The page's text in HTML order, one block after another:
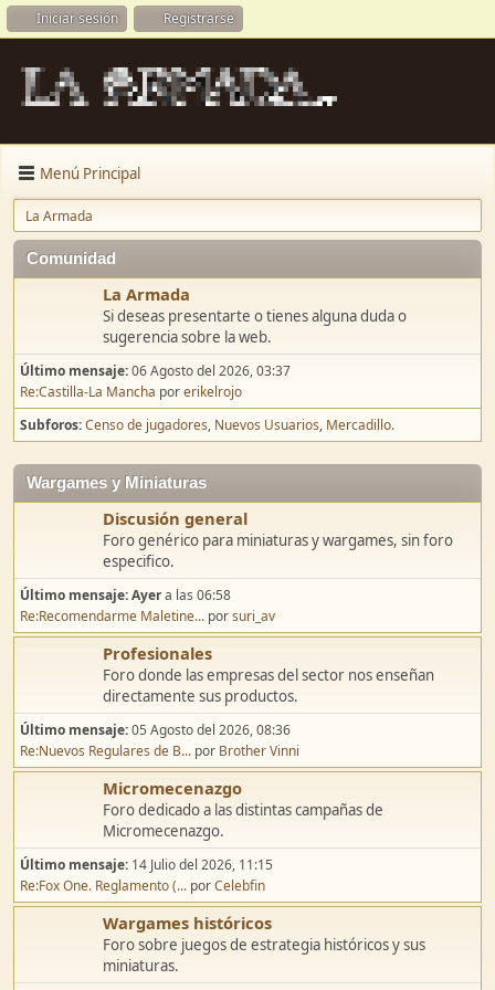
Iniciar sesión Registrarse
Menú Principal
La Armada
Comunidad
La Armada
Si deseas presentarte o tienes alguna duda o
sugerencia sobre la web.
Último mensaje:06 Agosto del 2026, 03:37
Re:Castilla-La Mancha porerikelrojo
Subforos Censo de jugadores Nuevos Usuarios Mercadillo.
Wargames y Miniaturas
Discusión general
Foro genérico para miniaturas y wargames, sin foro
especifico.
Último mensaje:Ayera las 06:58
Re:Recomendarme Maletine... porsuri_av
Profesionales
Foro donde las empresas del sector nos enseñan
directamente sus productos.
Último mensaje:05 Agosto del 2026, 08:36
Re:Nuevos Regulares de B... por Brother Vinni
Micromecenazgo
Foro dedicado a las distintas campañas de
Micromecenazgo.
Último mensaje: 14 Julio del 2026, 11:15
Re:Fox One. Reglamento (... porCelebfin
Wargames históricos
Foro sobre juegos de estrategia históricos y sus
miniaturas.